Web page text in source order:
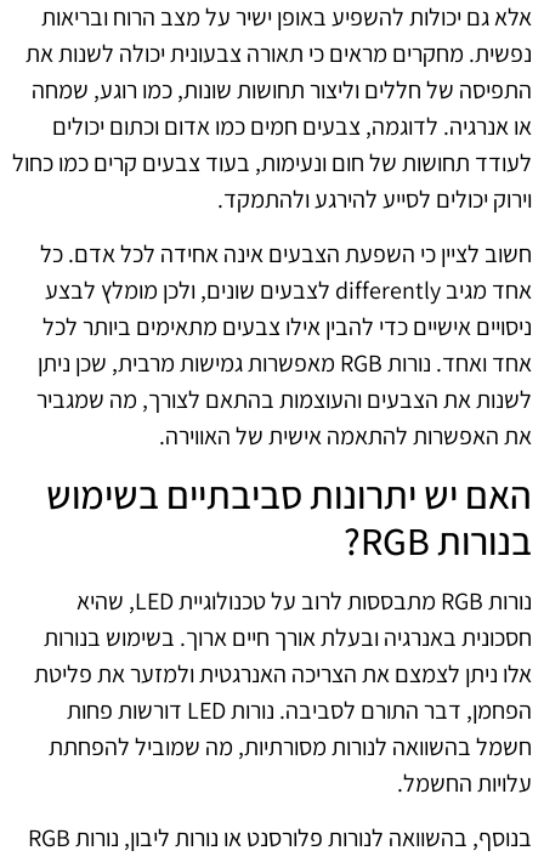
אלא גם יכולות להשפיע באופן ישיר על מצב הרוח ובריאות
נפשית. מחקרים מראים כי תאורה צבעונית יכולה לשנות את
התפיסה של חללים וליצור תחושות שונות, כמו רוגע, שמחה
או אנרגיה. לדוגמה, צבעים חמים כמו אדום וכתום יכולים
לעודד תחושות של חום ונעימות, בעוד צבעים קרים כמו כחול
וירוק יכולים לסייע להירגע ולהתמקד.
חשוב לציין כי השפעת הצבעים אינה אחידה לכל אדם. כל
אחד מגיב differently לצבעים שונים, ולכן מומלץ לבצע
ניסויים אישיים כדי להבין אילו צבעים מתאימים ביותר לכל
אחד ואחד. נורות RGB מאפשרות גמישות מרבית, שכן ניתן
לשנות את הצבעים והעוצמות בהתאם לצורך, מה שמגביר
את האפשרות להתאמה אישית של האווירה.
האם יש יתרונות סביבתיים בשימוש
בנורות RGB?
נורות RGB מתבססות לרוב על טכנולוגיית LED, שהיא
חסכונית באנרגיה ובעלת אורך חיים ארוך. בשימוש בנורות
אלו ניתן לצמצם את הצריכה האנרגטית ולמזער את פליטת
הפחמן, דבר התורם לסביבה. נורות LED דורשות פחות
חשמל בהשוואה לנורות מסורתיות, מה שמוביל להפחתת
עלויות החשמל.
בנוסף, בהשוואה לנורות פלורסנט או נורות ליבון, נורות RGB